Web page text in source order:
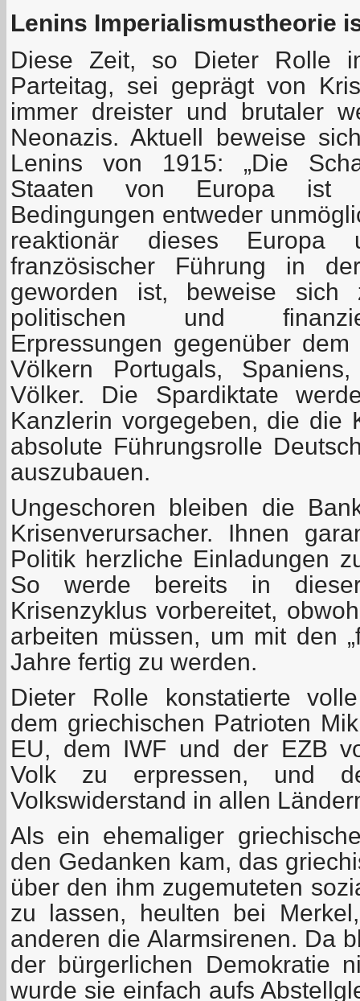
Lenins Imperialismustheorie
Diese Zeit, so Dieter Rolle
Parteitag, sei geprägt von
immer dreister und brutaler
Neonazis. Aktuell beweise
Lenins von 1915: „Die
Staaten von Europa ist
Bedingungen entweder
reaktionär dieses Europa
französischer Führung in
geworden ist, beweise
politischen und
Erpressungen gegenüber
Völkern Portugals,
Völker. Die Spardiktate
Kanzlerin vorgegeben, die die
absolute Führungsrolle
auszubauen.
Ungeschoren bleiben die
Krisenverursacher. Ihnen
Politik herzliche Einladungen
So werde bereits in
Krisenzyklus vorbereitet,
arbeiten müssen, um mit den
Jahre fertig zu werden.
Dieter Rolle konstatierte
dem griechischen Patrioten
EU, dem IWF und der EZB
Volk zu erpressen, und
Volkswiderstand in allen
Als ein ehemaliger
den Gedanken kam, das
über den ihm zugemuteten
zu lassen, heulten bei
anderen die Alarmsirenen. Da
der bürgerlichen Demokratie
wurde sie einfach aufs